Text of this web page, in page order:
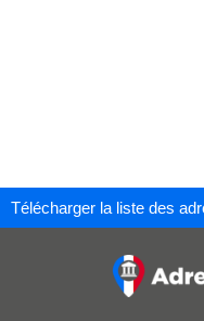
Télécharger la liste des